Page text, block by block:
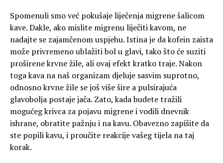
Spomenuli smo već pokušaje liječenja migrene šalicom
kave. Dakle, ako mislite migrenu liječiti kavom, ne
nadajte se zajamčenom uspjehu. Istina je da kofein zaista
može privremeno ublažiti bol u glavi, tako što će suziti
proširene krvne žile, ali ovaj efekt kratko traje. Nakon
toga kava na naš organizam djeluje sasvim suprotno,
odnosno krvne žile se još više šire a pulsirajuća
glavobolja postaje jača. Zato, kada budete tražili
mogućeg krivca za pojavu migrene i vodili dnevnik
ishrane, obratite pažnju i na kavu. Obavezno zapišite da
ste popili kavu, i proučite reakcije vašeg tijela na taj
korak.